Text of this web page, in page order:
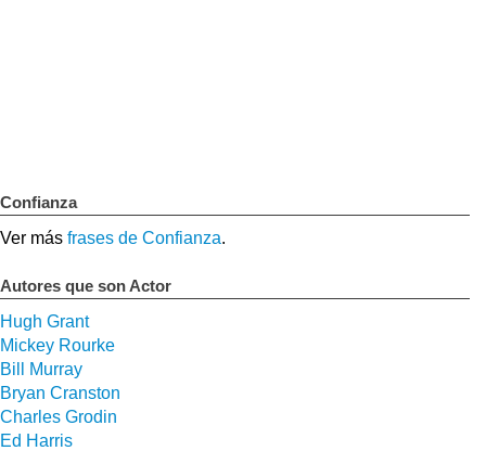
Confianza
Ver más frases de Confianza.
Autores que son Actor
Hugh Grant
Mickey Rourke
Bill Murray
Bryan Cranston
Charles Grodin
Ed Harris